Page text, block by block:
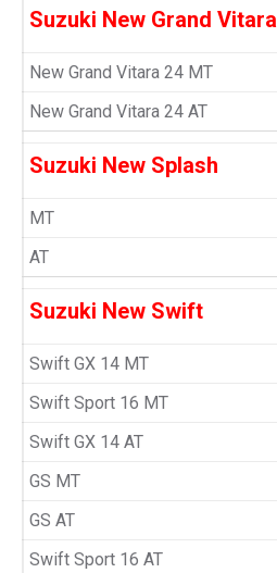
Suzuki New Grand Vitara
New Grand Vitara 24 MT
New Grand Vitara 24 AT
Suzuki New Splash
MT
AT
Suzuki New Swift
Swift GX 14 MT
Swift Sport 16 MT
Swift GX 14 AT
GS MT
GS AT
Swift Sport 16 AT